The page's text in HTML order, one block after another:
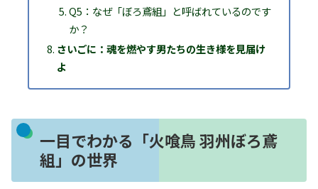
Q5：なぜ「ぼろ鳶組」と呼ばれているのです
か？
さいごに：魂を燃やす男たちの生き様を見届け
よ
一目でわかる「火喰鳥 羽州ぼろ鳶
組」の世界